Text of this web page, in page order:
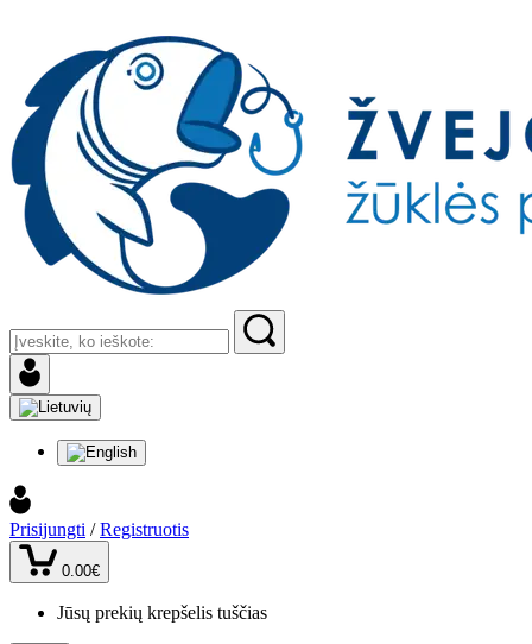
Prisijungti / Registruotis
0.00€
Jūsų prekių krepšelis tuščias